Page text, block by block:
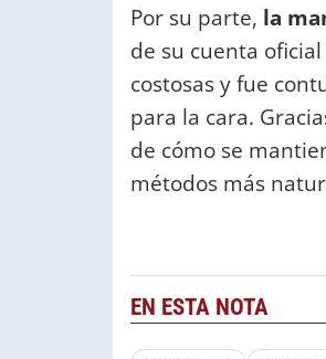
Por su parte, la
de su cuenta
costosas y fue
para la cara.
de cómo se
métodos más
EN ESTA NOTA